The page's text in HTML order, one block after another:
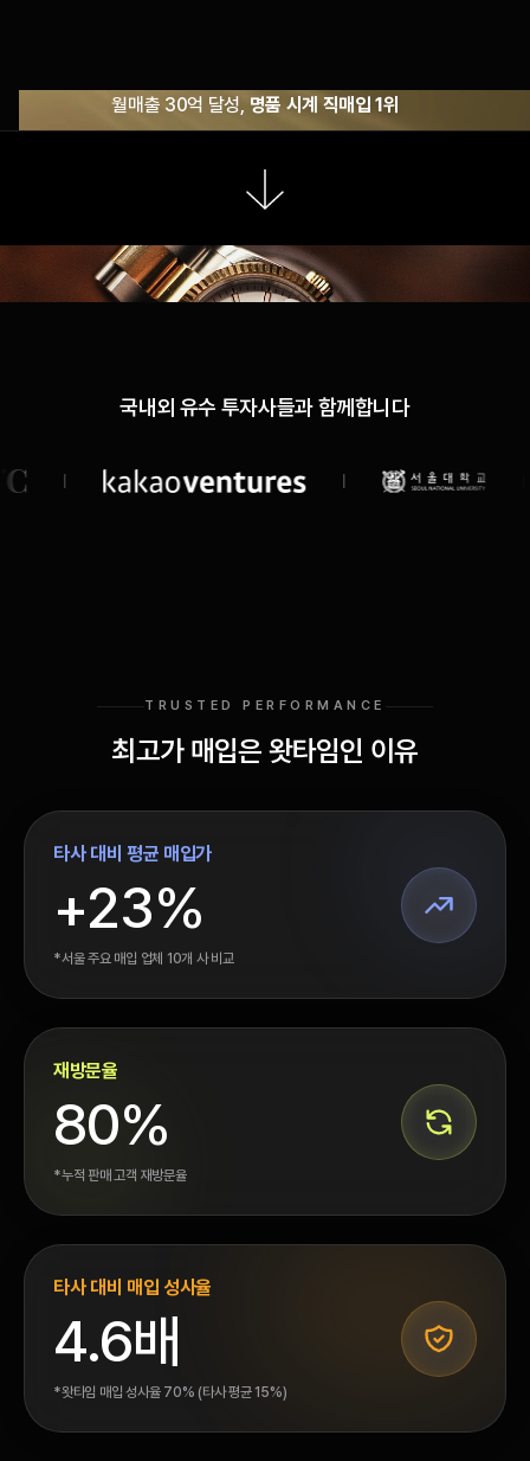
월매출 30억 달성, 명품 시계 직매입 1위
평균보다23% 높게
왓타임이 최고가로 매입합니다
스크롤해서 더 알아보기
국내외 유수 투자사들과 함께합니다
TRUSTED PERFORMANCE
최고가 매입은 왓타임인 이유
타사 대비 평균 매입가
+23%
*서울 주요 매입 업체 10개 사 비교
재방문율
80%
*누적 판매 고객 재방문율
타사 대비 매입 성사율
4.6배
*왓타임 매입 성사율 70% (타사 평균 15%)